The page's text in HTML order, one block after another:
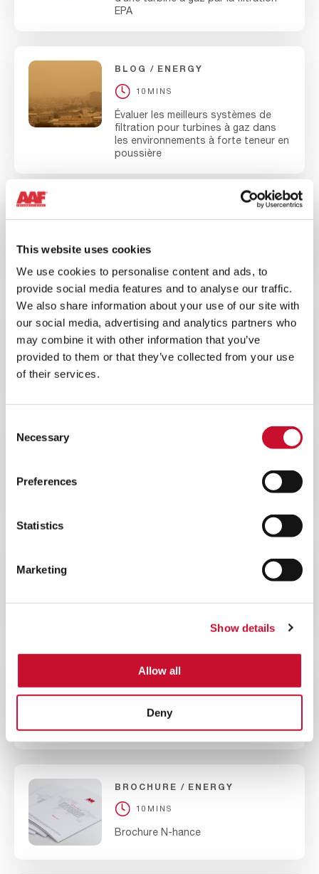
This website uses cookies
We use cookies to personalise content and ads, to
provide social media features and to analyse our traffic.
We also share information about your use of our site with
our social media, advertising and analytics partners who
may combine it with other information that you’ve
provided to them or that they’ve collected from your use
of their services.
Selection
Necessary
Preferences
Statistics
Marketing
Show details
Allow all
Deny
EPA
BLOG ENERGY
10MINS
Évaluer les meilleurs systèmes de
filtration pour turbines à gaz dans
les environnements à forte teneur en
poussière
Webinaire sur la filtration des
turbines à gaz offshore
VIDEO ENERGY
Comprendre l’impact de l’humidité
BROCHURE
10MINS
Dépliant HydroGT
BROCHURE ENERGY
10MINS
Brochure N-hance